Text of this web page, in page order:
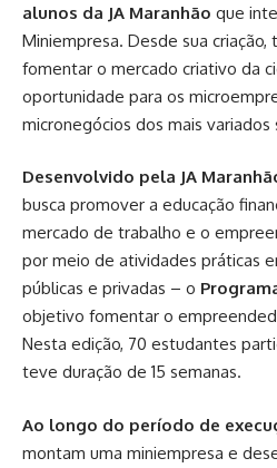
alunos da JA Maranhão que
Miniempresa. Desde sua
fomentar o mercado criativo da
oportunidade para os
micronegócios dos mais
Desenvolvido pela JA
busca promover a educação
mercado de trabalho e o
por meio de atividades práticas
públicas e privadas – o
objetivo fomentar o
Nesta edição, 70 estudantes
teve duração de 15 semanas.
Ao longo do período de
montam uma miniempresa e